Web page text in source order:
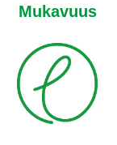
Mukavuus